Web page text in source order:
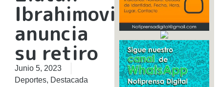
Ibrahimovic
anuncia
su retiro
Junio 5, 2023
Deportes, Destacada